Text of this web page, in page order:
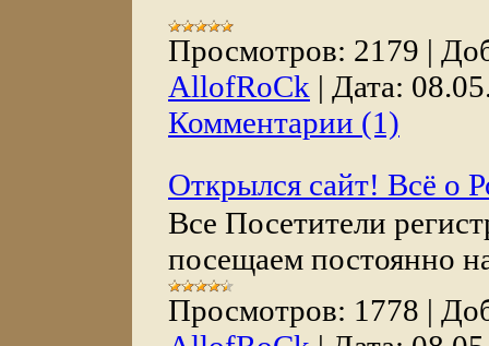
Просмотров: 2179 |
AllofRoCk | Дата:
Комментарии (1)
Открылся сайт! Всё о
Все Посетители
посещаем постоянно
Просмотров: 1778 |